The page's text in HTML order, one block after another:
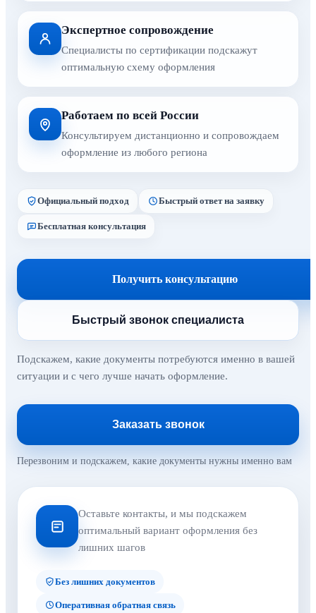
Экспертное сопровождение
Специалисты по сертификации подскажут
оптимальную схему оформления
Работаем по всей России
Консультируем дистанционно и сопровождаем
оформление из любого региона
Официальный подход Быстрый ответ на заявку
Бесплатная консультация
Получить консультацию
Быстрый звонок специалиста
Подскажем, какие документы потребуются именно в вашей
ситуации и с чего лучше начать оформление.
Заказать звонок
Перезвоним и подскажем, какие документы нужны именно вам
Оставьте контакты, и мы подскажем
оптимальный вариант оформления без
лишних шагов
Без лишних документов
Оперативная обратная связь